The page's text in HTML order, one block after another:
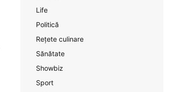
Life
Politică
Rețete culinare
Sănătate
Showbiz
Sport